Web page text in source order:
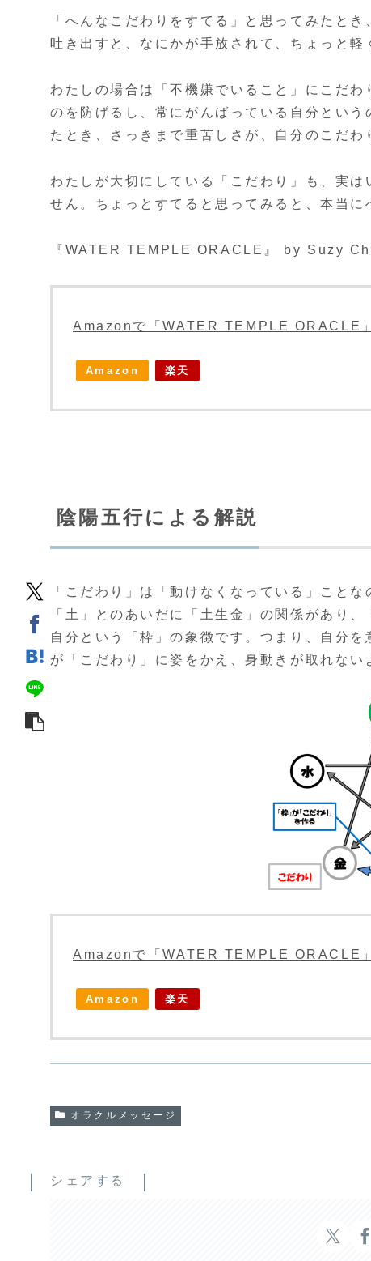
「へんなこだわりをすてる」と思ってみたと
吐き出すと、なにかが手放されて、ちょっと軽
わたしの場合は「不機嫌でいること」にこだ
のを防げるし、常にがんばっている自分とい
たとき、さっきまで重苦しさが、自分のこだ
わたしが大切にしている「こだわり」も、実
せん。ちょっとすてると思ってみると、本当に
『WATER TEMPLE ORACLE』 by Suzy
Amazonで「WATER TEMPLE ORACLE
Amazon 楽天
陰陽五行による解説
「こだわり」は「動けなくなっている」こと
「土」とのあいだに「土生金」の関係があり
自分という「枠」の象徴です。つまり、自分
が「こだわり」に姿をかえ、身動きが取れない
Amazonで「WATER TEMPLE ORACLE
Amazon 楽天
オラクルメッセージ
シェアする